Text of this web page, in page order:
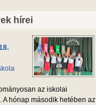
hírei
az iskolai
A hónap második hetében az